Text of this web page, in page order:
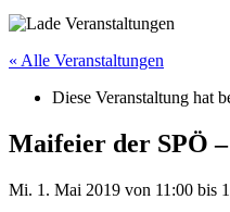
« Alle Veranstaltungen
Diese Veranstaltung hat
Maifeier der SPÖ
Mi. 1. Mai 2019 von 11:00 bis